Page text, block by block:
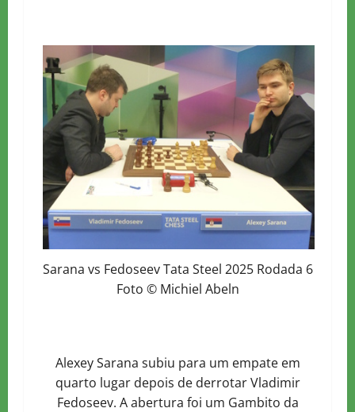
Sarana vs Fedoseev Tata Steel 2025 Rodada 6
Foto © Michiel Abeln
Alexey Sarana subiu para um empate em
quarto lugar depois de derrotar Vladimir
Fedoseev. A abertura foi um Gambito da